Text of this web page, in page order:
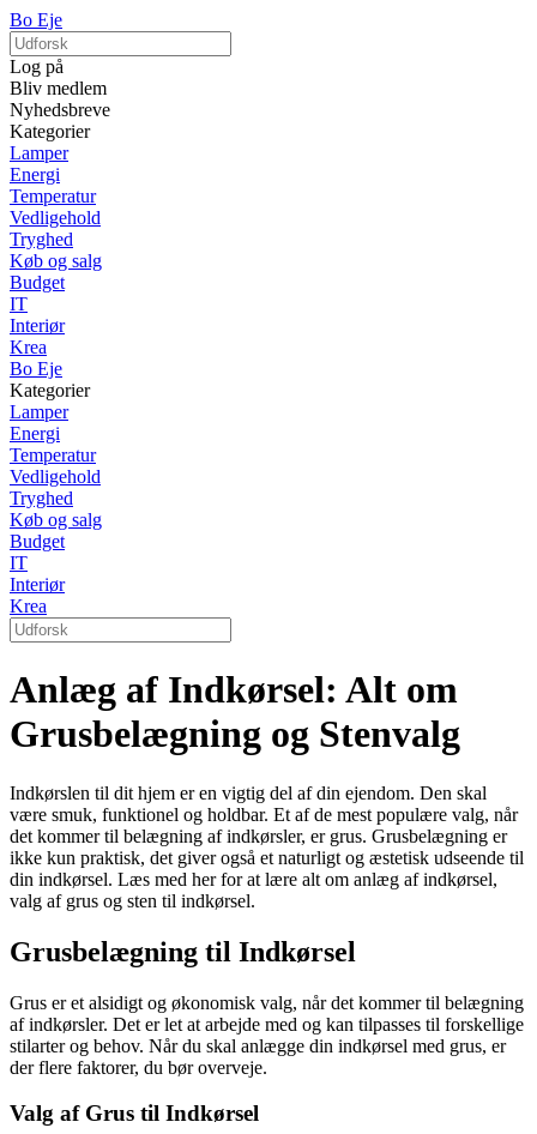
Bo Eje
Log på
Bliv medlem
Nyhedsbreve
Kategorier
Lamper
Energi
Temperatur
Vedligehold
Tryghed
Køb og salg
Budget
IT
Interiør
Krea
Bo Eje
Kategorier
Lamper
Energi
Temperatur
Vedligehold
Tryghed
Køb og salg
Budget
IT
Interiør
Krea
Anlæg af Indkørsel: Alt om
Grusbelægning og Stenvalg
Indkørslen til dit hjem er en vigtig del af din ejendom. Den skal
være smuk, funktionel og holdbar. Et af de mest populære valg, når
det kommer til belægning af indkørsler, er grus. Grusbelægning er
ikke kun praktisk, det giver også et naturligt og æstetisk udseende til
din indkørsel. Læs med her for at lære alt om anlæg af indkørsel,
valg af grus og sten til indkørsel.
Grusbelægning til Indkørsel
Grus er et alsidigt og økonomisk valg, når det kommer til belægning
af indkørsler. Det er let at arbejde med og kan tilpasses til forskellige
stilarter og behov. Når du skal anlægge din indkørsel med grus, er
der flere faktorer, du bør overveje.
Valg af Grus til Indkørsel